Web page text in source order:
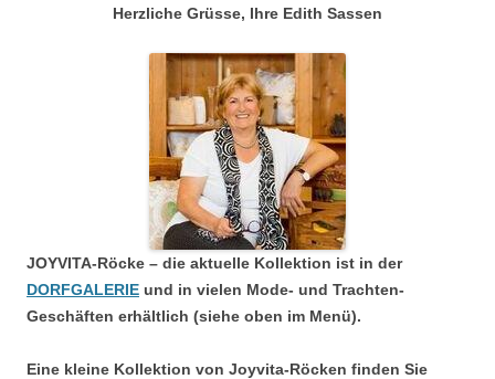
Herzliche Grüsse, Ihre Edith Sassen
JOYVITA-Röcke – die aktuelle Kollektion ist in der
DORFGALERIE und in vielen Mode- und Trachten-
Geschäften erhältlich (siehe oben im Menü).
Eine kleine Kollektion von Joyvita-Röcken finden Sie